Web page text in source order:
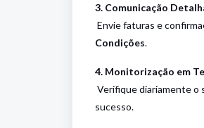
3. Comunicação
Envie faturas e
Condições.
4. Monitorização em
Verifique diariamente o
sucesso.